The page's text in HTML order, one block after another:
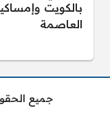
بالكويت
العاصمة
جميع